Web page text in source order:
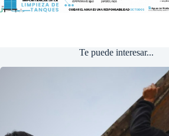
Te puede interesar...